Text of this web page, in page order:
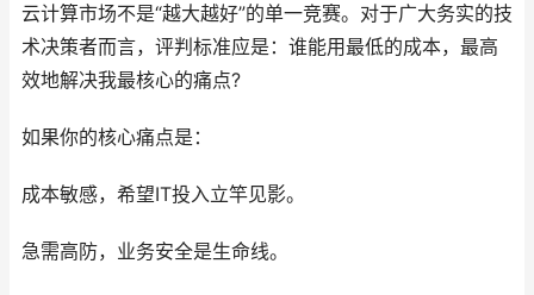
云计算市场不是“越大越好”的单一竞赛。对于广大务实的技
术决策者而言，评判标准应是：谁能用最低的成本，最高
效地解决我最核心的痛点?
如果你的核心痛点是：
成本敏感，希望IT投入立竿见影。
急需高防，业务安全是生命线。